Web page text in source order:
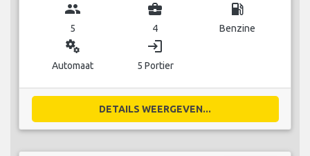
group
5
business_center
4
local_gas_station
Benzine
miscellaneous_services
Automaat
login
5 Portier
DETAILS WEERGEVEN...